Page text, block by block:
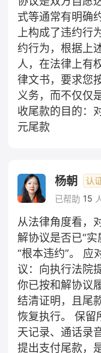
式等通常有明确
上构成了违约行
约行为，根据上
人，在法律上有
律文书，要求您
义务，而不仅仅
收尾款的目的：
元尾款
杨朝
已帮助 15
从法律角度看，
解协议是否已“
“根本违约”。 应
议：向执行法院
你已按和解协议
结清证明，且尾
恢复执行。 保留
天记录、通话录
提出支付尾款，